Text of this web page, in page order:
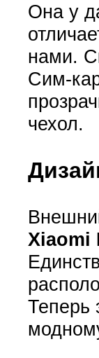
Она у
нами.
Сим-
чехол.
Xiaomi
Теперь